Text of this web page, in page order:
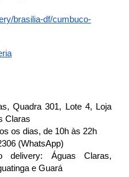
brasilia-df/cumbuco-
Quadra 301, Lote 4, Loja
Claras
os dias, de 10h às 22h
(WhatsApp)
delivery: Águas Claras,
e Guará